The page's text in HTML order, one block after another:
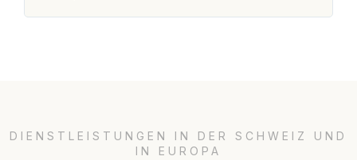
DIENSTLEISTUNGEN IN DER SCHWEIZ UND
IN EUROPA